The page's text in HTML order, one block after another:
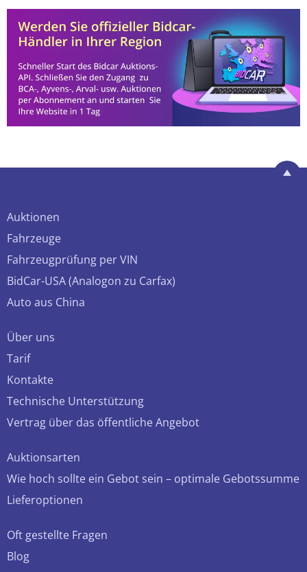
Auktionen
Fahrzeuge
Fahrzeugprüfung per VIN
BidCar-USA (Analogon zu Carfax)
Auto aus China
Über uns
Tarif
Kontakte
Technische Unterstützung
Vertrag über das öffentliche Angebot
Auktionsarten
Wie hoch sollte ein Gebot sein – optimale Gebotssumme
Lieferoptionen
Oft gestellte Fragen
Blog